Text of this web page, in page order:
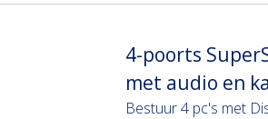
4-poorts
met audio en
Bestuur 4 pc's met